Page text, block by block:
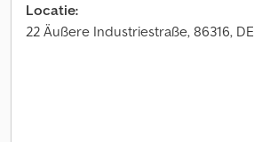
Locatie:
22 Äußere Industriestraße, 86316, DE